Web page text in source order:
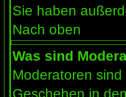
Sie haben
Nach oben
Was sind
Moderatoren
Geschehen in